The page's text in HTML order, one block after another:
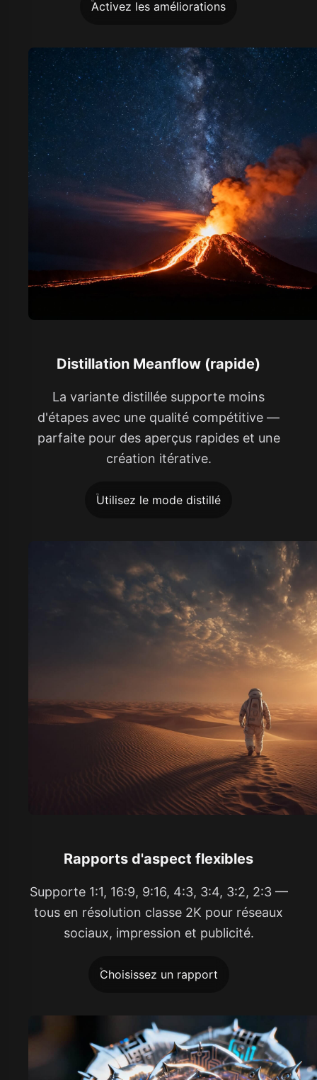
Activez les améliorations
Distillation Meanflow (rapide)
La variante distillée supporte moins
d'étapes avec une qualité compétitive —
parfaite pour des aperçus rapides et une
création itérative.
Utilisez le mode distillé
Rapports d'aspect flexibles
Supporte 1:1, 16:9, 9:16, 4:3, 3:4, 3:2, 2:3 —
tous en résolution classe 2K pour réseaux
sociaux, impression et publicité.
Choisissez un rapport